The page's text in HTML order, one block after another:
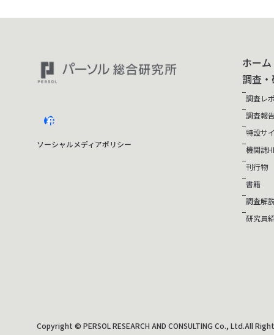
ソーシャルメディアポリシー
ホーム
調査・
調査レ
調査報
特設サ
機関誌
刊行物
書籍
調査解
研究員
Copyright © PERSOL RESEARCH AND CONSULTING Co., Ltd.All